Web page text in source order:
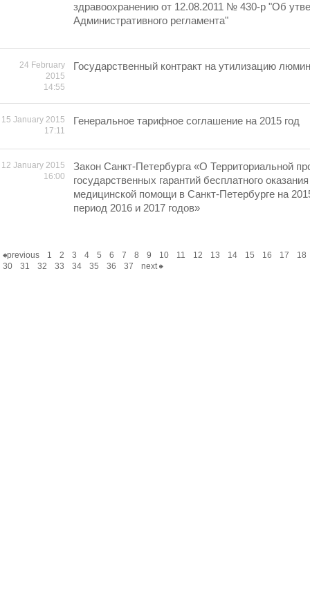
здравоохранению от 12.08.2011 № 430-р "Об
Административного регламента"
24 February
2015
14:55
Государственный контракт на утилизацию
15 January 2015
17:11
Генеральное тарифное соглашение на 2015 год
12 January 2015
16:00
Закон Санкт-Петербурга «О Территориальной
государственных гарантий бесплатного
медицинской помощи в Санкт-Петербурге на
период 2016 и 2017 годов»
previous 1 2 3 4 5 6 7 8 9 10 11 12 13 14 15 16 17
18
30
31 32 33 34 35 36 37 next